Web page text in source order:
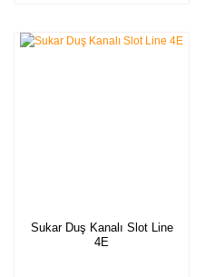
Sukar Duş Kanalı Slot Line
4E